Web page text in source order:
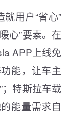
用户“省心”
心”要素。在
APP上线免
能，让车主
；特斯拉车载
能量需求自